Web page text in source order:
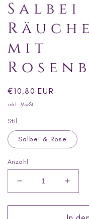
Salbei
mit
Normaler
Preis
€10,80 EUR
inkl. MwSt.
Stil
Salbei & Rose
Anzahl
Verringere
die
Menge
die
für
In